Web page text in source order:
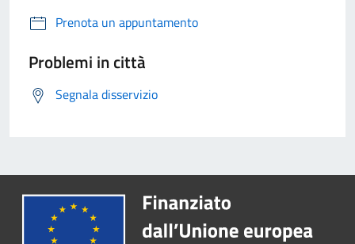
Prenota un appuntamento
Problemi in città
Segnala disservizio